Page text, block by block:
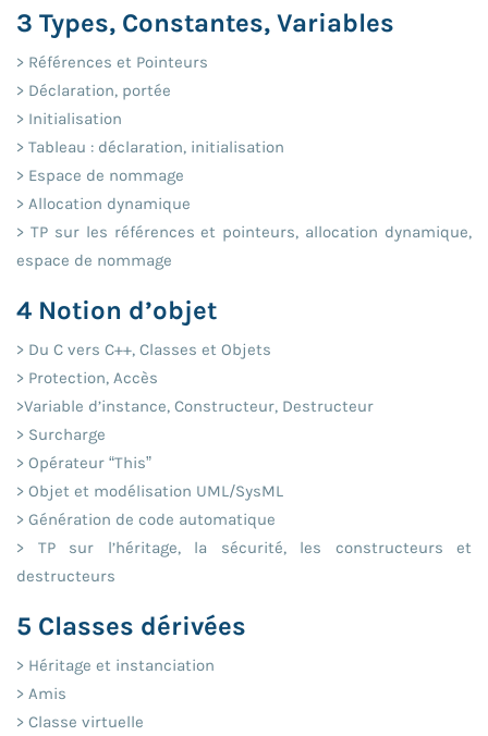
3 Types, Constantes, Variables
> Références et Pointeurs
> Déclaration, portée
> Initialisation
> Tableau : déclaration, initialisation
> Espace de nommage
> Allocation dynamique
> TP sur les références et pointeurs, allocation dynamique,
espace de nommage
4 Notion d’objet
> Du C vers C++, Classes et Objets
> Protection, Accès
>Variable d’instance, Constructeur, Destructeur
> Surcharge
> Opérateur “This”
> Objet et modélisation UML/SysML
> Génération de code automatique
> TP sur l’héritage, la sécurité, les constructeurs et
destructeurs
5 Classes dérivées
> Héritage et instanciation
> Amis
> Classe virtuelle